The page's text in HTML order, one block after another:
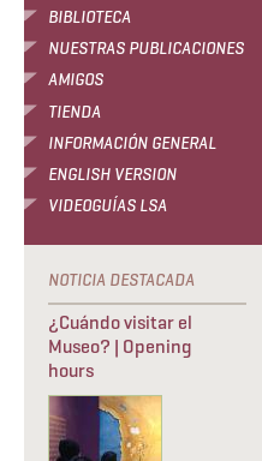
BIBLIOTECA
NUESTRAS PUBLICACIONES
AMIGOS
TIENDA
INFORMACIÓN GENERAL
ENGLISH VERSION
VIDEOGUÍAS LSA
¿Cuándo visitar el
Museo? | Opening
hours